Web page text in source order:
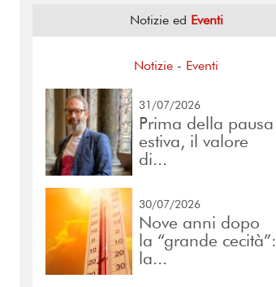
Notizie ed Eventi
Notizie - Eventi
31/07/2026
Prima della pausa
estiva, il valore
di...
30/07/2026
Nove anni dopo
la “grande cecità”:
la...